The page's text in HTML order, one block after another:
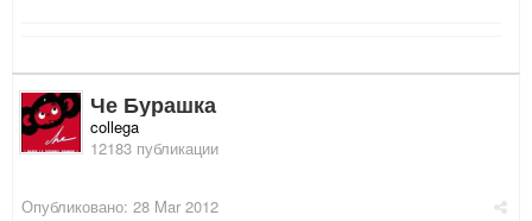
Че Бурашка
collega
12183 публикации
Опубликовано: 28 Mar 2012